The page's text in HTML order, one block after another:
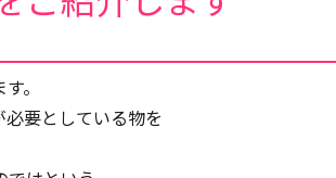
。
要としている物を